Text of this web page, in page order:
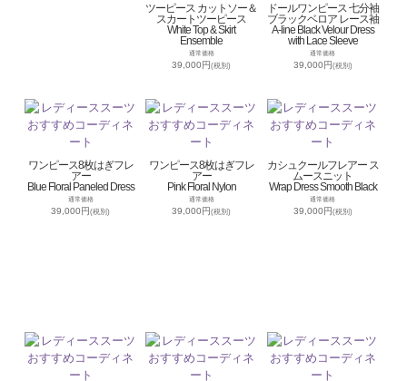
ツーピース カットソー＆
スカートツーピース
White Top & Skirt
Ensemble
通常価格
39,000円(税別)
ドールワンピース 七分袖
ブラックベロア レース袖
A-line Black Velour Dress
with Lace Sleeve
通常価格
39,000円(税別)
ワンピース8枚はぎフレ
アー
Blue Floral Paneled Dress
通常価格
39,000円(税別)
ワンピース8枚はぎフレ
アー
Pink Floral Nylon
通常価格
39,000円(税別)
カシュクールフレアー ス
ムースニット
Wrap Dress Smooth Black
通常価格
39,000円(税別)